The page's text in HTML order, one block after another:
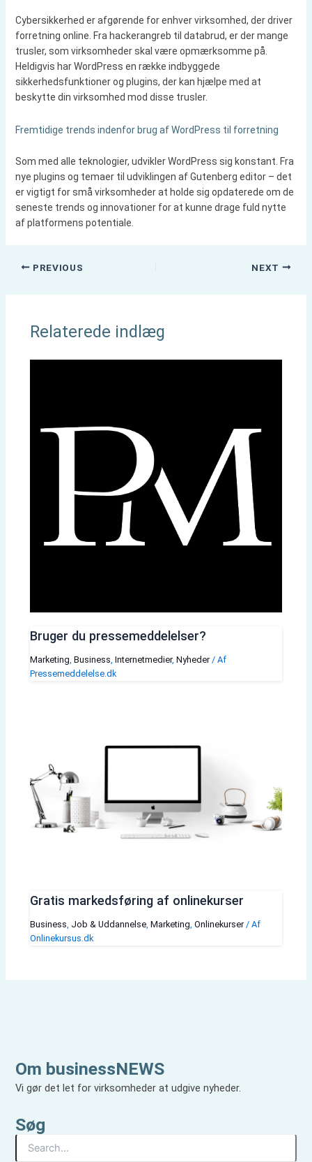
Cybersikkerhed er afgørende for enhver virksomhed, der driver
forretning online. Fra hackerangreb til databrud, er der mange
trusler, som virksomheder skal være opmærksomme på.
Heldigvis har WordPress en række indbyggede
sikkerhedsfunktioner og plugins, der kan hjælpe med at
beskytte din virksomhed mod disse trusler.
Fremtidige trends indenfor brug af WordPress til forretning
Som med alle teknologier, udvikler WordPress sig konstant. Fra
nye plugins og temaer til udviklingen af Gutenberg editor – det
er vigtigt for små virksomheder at holde sig opdaterede om de
seneste trends og innovationer for at kunne drage fuld nytte
af platformens potentiale.
PREVIOUS NEXT
Relaterede indlæg
Bruger du pressemeddelelser?
Marketing, Business, Internetmedier, Nyheder/ Af
Pressemeddelelse.dk
Gratis markedsføring af onlinekurser
Business, Job & Uddannelse, Marketing, Onlinekurser/ Af
Onlinekursus.dk
Om businessNEWS
Vi gør det let for virksomheder at udgive nyheder.
Søg